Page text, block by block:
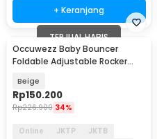
+ Keranjang
TERJUAL HABIS
Occuwezz Baby Bouncer
Foldable Adjustable Rocker
Beige
Rp150.200
Rp226.900 34%
Online JKTP
JKTB